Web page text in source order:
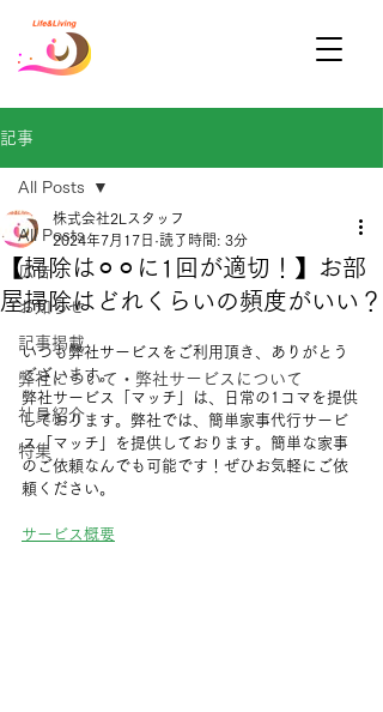
記事
All Posts
広告
お知らせ
記事掲載
弊社について・弊社サービスについて
社員紹介
特集
All Posts
【掃除は⚪︎⚪︎に1回が適切！】お部
屋掃除はどれくらいの頻度がいい？
株式会社2Lスタッフ
2024年7月17日 読了時間: 3分
いつも弊社サービスをご利用頂き、ありがとう
ございます。
弊社サービス「マッチ」は、日常の1コマを提供
しております。弊社では、簡単家事代行サービ
ス「マッチ」を提供しております。簡単な家事
のご依頼なんでも可能です！ぜひお気軽にご依
頼ください。
サービス概要